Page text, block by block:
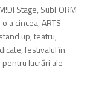
Stage, SubFORM
a cincea, ARTS
up, teatru,
festivalul în
lucrări ale